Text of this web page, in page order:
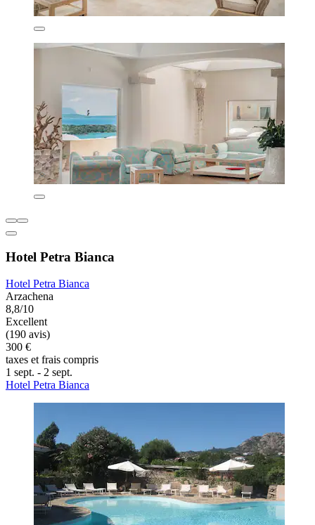
Hotel Petra Bianca
Hotel Petra Bianca
Arzachena
8,8/10
Excellent
(190 avis)
300 €
taxes et frais compris
1 sept. - 2 sept.
Hotel Petra Bianca